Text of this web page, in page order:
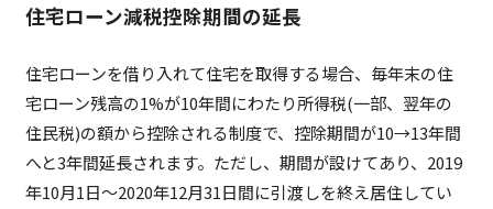
住宅ローン減税控除期間の延長
住宅ローンを借り入れて住宅を取得する場合、毎年末の住
宅ローン残高の1%が10年間にわたり所得税(一部、翌年の
住民税)の額から控除される制度で、控除期間が10→13年間
へと3年間延長されます。ただし、期間が設けてあり、2019
年10月1日～2020年12月31日間に引渡しを終え居住してい